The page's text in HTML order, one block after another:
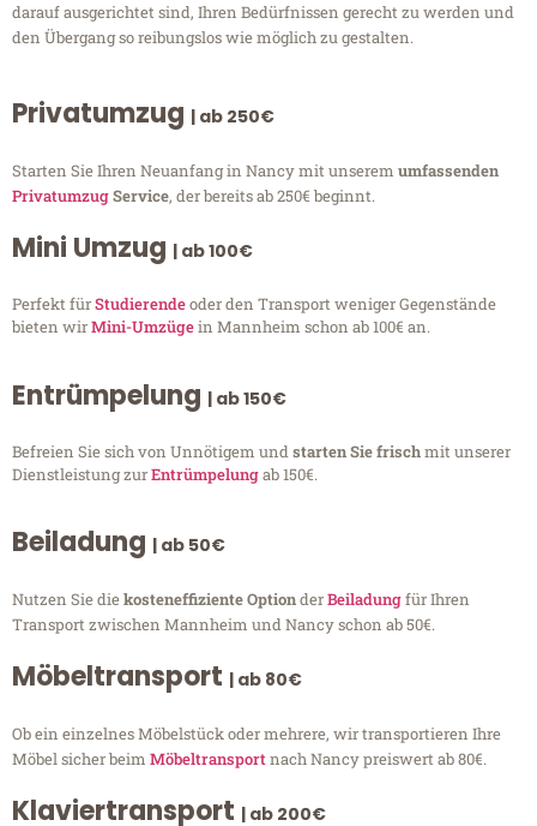
darauf ausgerichtet sind, Ihren Bedürfnissen gerecht zu werden und
den Übergang so reibungslos wie möglich zu gestalten.
Privatumzug | ab 250€
Starten Sie Ihren Neuanfang in Nancy mit unserem umfassenden
PrivatumzugService, der bereits ab 250€ beginnt.
Mini Umzug | ab 100€
Perfekt fürStudierendeoder den Transport weniger Gegenstände
bieten wirMini-Umzügein Mannheim schon ab 100€ an.
Entrümpelung | ab 150€
Befreien Sie sich von Unnötigem undstarten Sie frischmit unserer
Dienstleistung zurEntrümpelungab 150€.
Beiladung | ab 50€
Nutzen Sie diekosteneffiziente OptionderBeiladungfür Ihren
Transport zwischen Mannheim und Nancy schon ab 50€.
Möbeltransport | ab 80€
Ob ein einzelnes Möbelstück oder mehrere, wir transportieren Ihre
Möbel sicher beim Möbeltransportnach Nancy preiswert ab 80€.
Klaviertransport | ab 200€